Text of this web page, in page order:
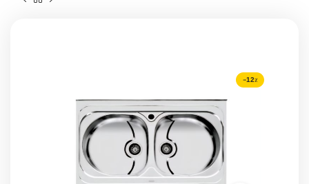
-12%